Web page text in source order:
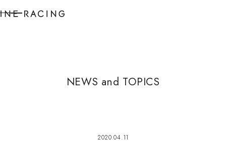
NEWS and TOPICS
2020.04.11